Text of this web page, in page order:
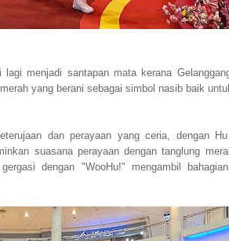
menjadi santapan mata kerana
yang berani sebagai simbol nasib baik
dan perayaan yang ceria, dengan
suasana perayaan dengan tanglung
dengan "WooHu!" mengambil